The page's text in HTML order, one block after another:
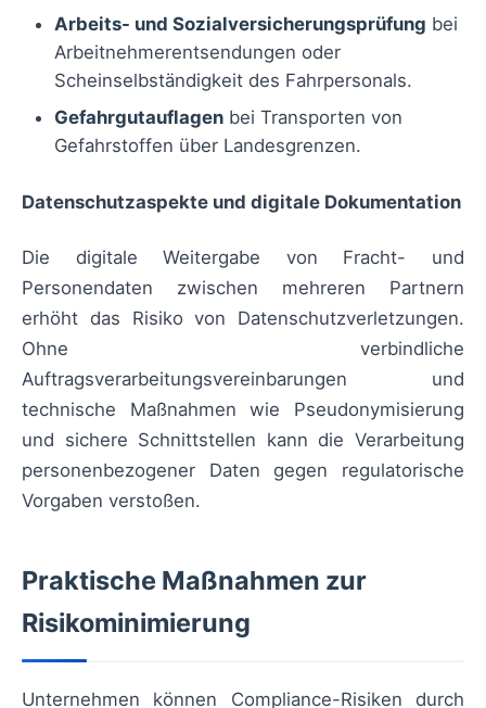
Arbeits- und Sozialversicherungsprüfung bei
Arbeitnehmerentsendungen oder
Scheinselbständigkeit des Fahrpersonals.
Gefahrgutauflagen bei Transporten von
Gefahrstoffen über Landesgrenzen.
Datenschutzaspekte und digitale Dokumentation
Die digitale Weitergabe von Fracht- und
Personendaten zwischen mehreren Partnern
erhöht das Risiko von Datenschutzverletzungen.
Ohne verbindliche
Auftragsverarbeitungsvereinbarungen und
technische Maßnahmen wie Pseudonymisierung
und sichere Schnittstellen kann die Verarbeitung
personenbezogener Daten gegen regulatorische
Vorgaben verstoßen.
Praktische Maßnahmen zur
Risikominimierung
Unternehmen können Compliance-Risiken durch